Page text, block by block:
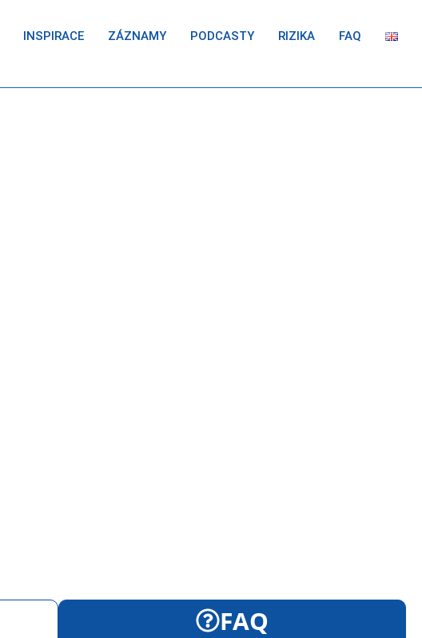
INSPIRACE ZÁZNAMY PODCASTY RIZIKA FAQ
FAQ